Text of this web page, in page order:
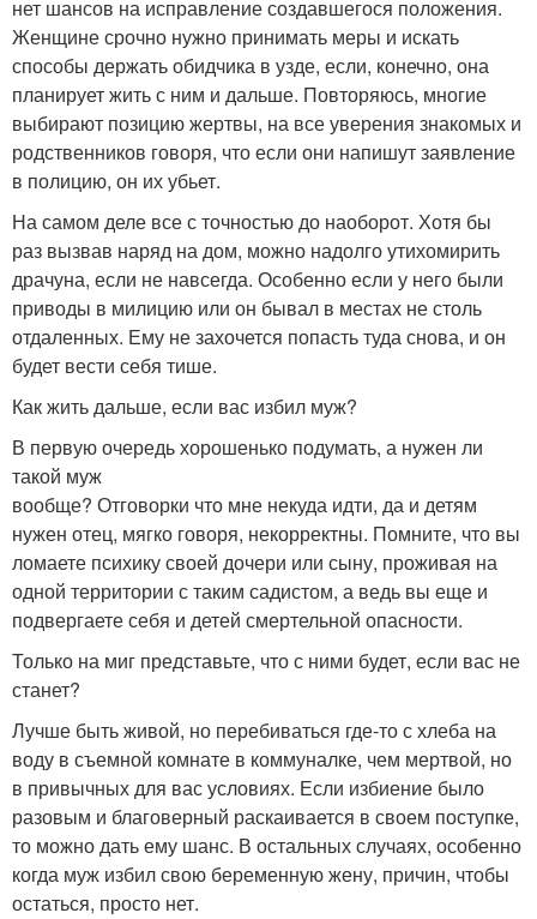
нет шансов на исправление создавшегося положения.
Женщине срочно нужно принимать меры и искать
способы держать обидчика в узде, если, конечно, она
планирует жить с ним и дальше. Повторяюсь, многие
выбирают позицию жертвы, на все уверения знакомых и
родственников говоря, что если они напишут заявление
в полицию, он их убьет.
На самом деле все с точностью до наоборот. Хотя бы
раз вызвав наряд на дом, можно надолго утихомирить
драчуна, если не навсегда. Особенно если у него были
приводы в милицию или он бывал в местах не столь
отдаленных. Ему не захочется попасть туда снова, и он
будет вести себя тише.
Как жить дальше, если вас избил муж?
В первую очередь хорошенько подумать, а нужен ли
такой муж
вообще? Отговорки что мне некуда идти, да и детям
нужен отец, мягко говоря, некорректны. Помните, что вы
ломаете психику своей дочери или сыну, проживая на
одной территории с таким садистом, а ведь вы еще и
подвергаете себя и детей смертельной опасности.
Только на миг представьте, что с ними будет, если вас не
станет?
Лучше быть живой, но перебиваться где-то с хлеба на
воду в съемной комнате в коммуналке, чем мертвой, но
в привычных для вас условиях. Если избиение было
разовым и благоверный раскаивается в своем поступке,
то можно дать ему шанс. В остальных случаях, особенно
когда муж избил свою беременную жену, причин, чтобы
остаться, просто нет.